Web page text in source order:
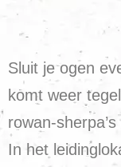
Sluit je ogen
komt weer
rowan-
In het